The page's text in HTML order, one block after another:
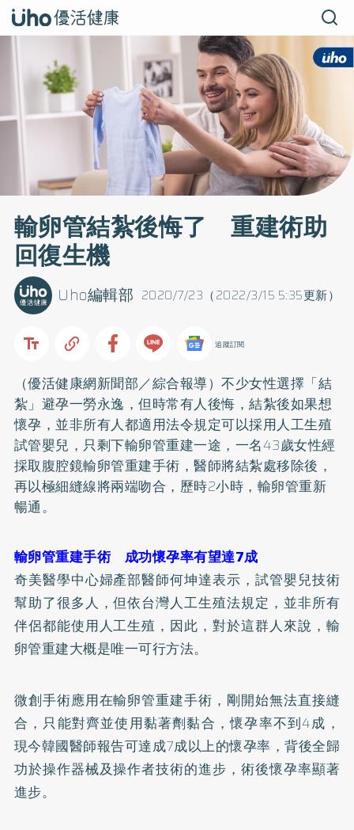
輸卵管結紮後悔了 重建術助
回復生機
2020/7/23（2022/3/15 5:35更新）
Uho編輯部
追蹤訂閱
（優活健康網新聞部／綜合報導）不少女性選擇「結
紮」避孕一勞永逸，但時常有人後悔，結紮後如果想
懷孕，並非所有人都適用法令規定可以採用人工生殖
試管嬰兒，只剩下輸卵管重建一途，一名43歲女性經
採取腹腔鏡輸卵管重建手術，醫師將結紮處移除後，
再以極細縫線將兩端吻合，歷時2小時，輸卵管重新
暢通。
輸卵管重建手術 成功懷孕率有望達7成
奇美醫學中心婦產部醫師何坤達表示，試管嬰兒技術
幫助了很多人，但依台灣人工生殖法規定，並非所有
伴侶都能使用人工生殖，因此，對於這群人來說，輸
卵管重建大概是唯一可行方法。
微創手術應用在輸卵管重建手術，剛開始無法直接縫
合，只能對齊並使用黏著劑黏合，懷孕率不到4成，
現今韓國醫師報告可達成7成以上的懷孕率，背後全歸
功於操作器械及操作者技術的進步，術後懷孕率顯著
進步。